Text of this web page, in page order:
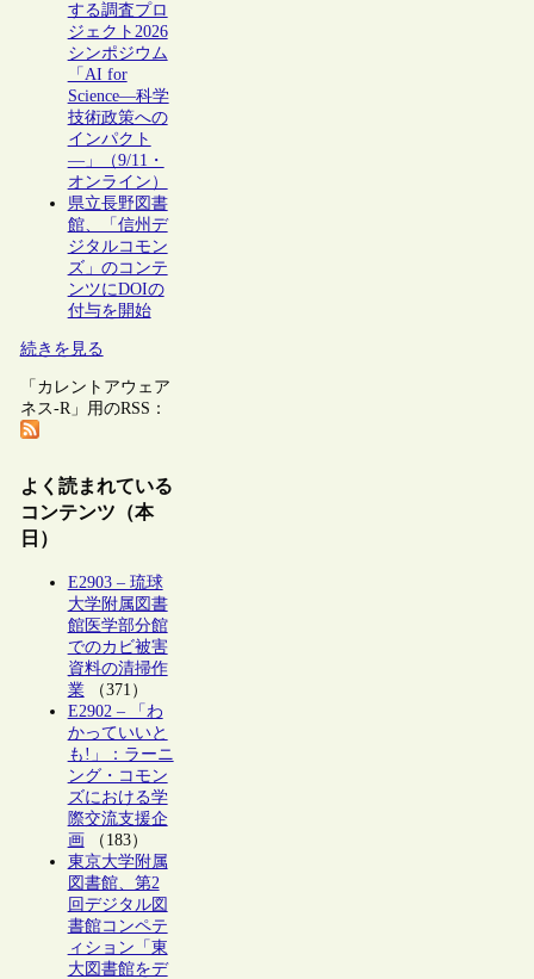
する調査プロ
ジェクト2026
シンポジウム
「AI for
Science―科学
技術政策への
インパクト
―」（9/11・
オンライン）
県立長野図書
館、「信州デ
ジタルコモン
ズ」のコンテ
ンツにDOIの
付与を開始
続きを見る
「カレントアウェア
ネス-R」用のRSS：
よく読まれている
コンテンツ（本
日）
E2903 – 琉球
大学附属図書
館医学部分館
でのカビ被害
資料の清掃作
業（371）
E2902 – 「わ
かっていいと
も!」：ラーニ
ング・コモン
ズにおける学
際交流支援企
画（183）
東京大学附属
図書館、第2
回デジタル図
書館コンペテ
ィション「東
大図書館をデ